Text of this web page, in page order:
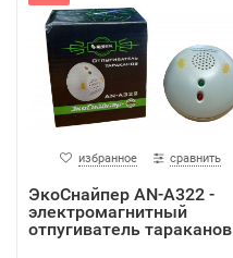
избранное сравнить
ЭкоСнайпер AN-A322 -
электромагнитный
отпугиватель тараканов